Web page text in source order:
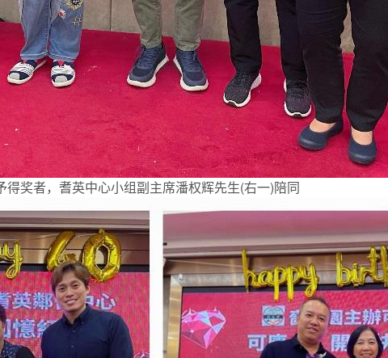
奖者，耆英中心小组副主席潘权辉先生(右一)陪同